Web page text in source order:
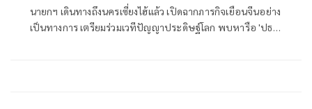
นายกฯ เดินทางถึงนครเซี่ยงไฮ้แล้ว เปิดฉากภารกิจเยือนจีนอย่าง
เป็นทางการ เตรียมร่วมเวทีปัญญาประดิษฐ์โลก พบหารือ 'ปธน.